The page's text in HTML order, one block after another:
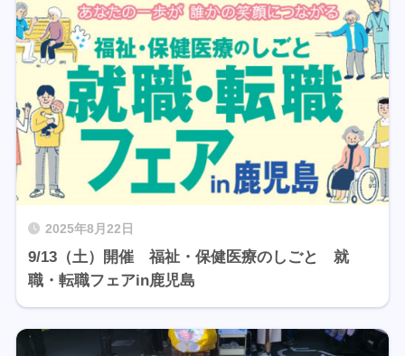
2025年8月22日
9/13（土）開催 福祉・保健医療のしごと 就
職・転職フェアin鹿児島